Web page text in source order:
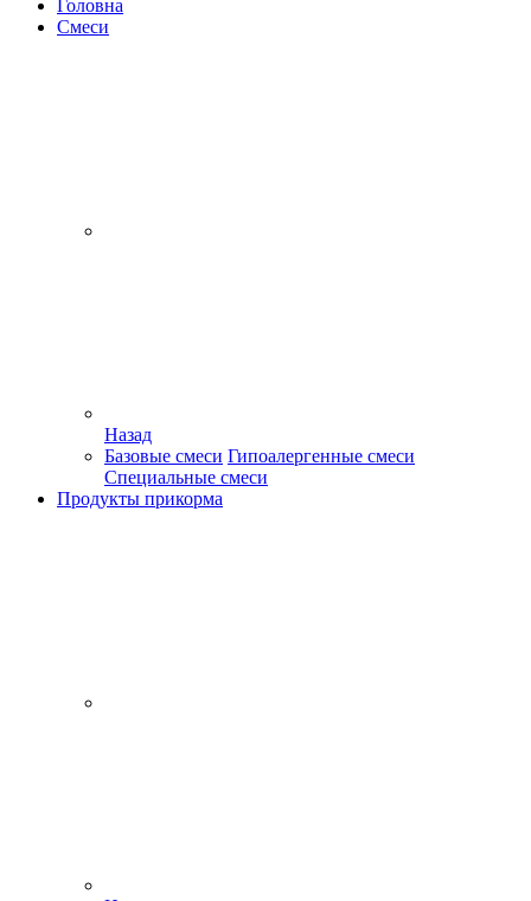
Головна
Смеси
Назад
Базовые смеси Гипоалергенные смеси
Специальные смеси
Продукты прикорма